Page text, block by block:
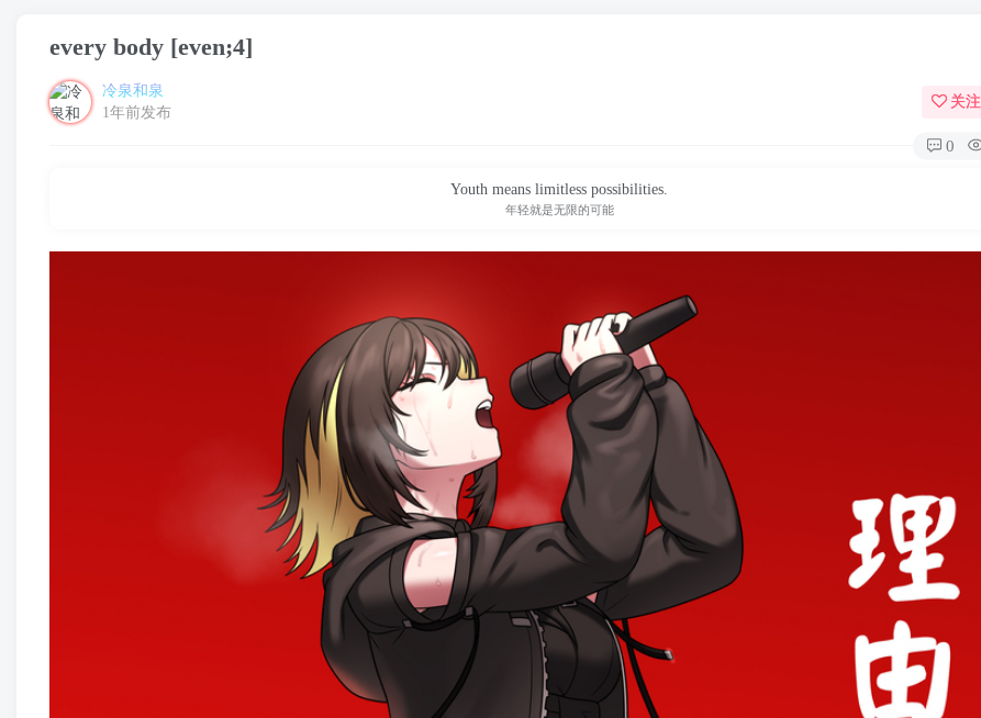
every body [even;4]
冷泉和泉
1年前发布
关注
0
Youth means limitless possibilities.
年轻就是无限的可能